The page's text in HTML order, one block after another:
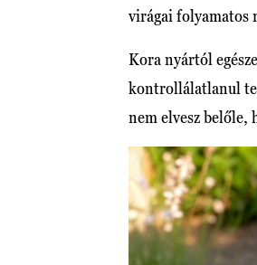
virágai folyamatos
Kora nyártól
kontrollálatlanul
nem elvesz belőle,